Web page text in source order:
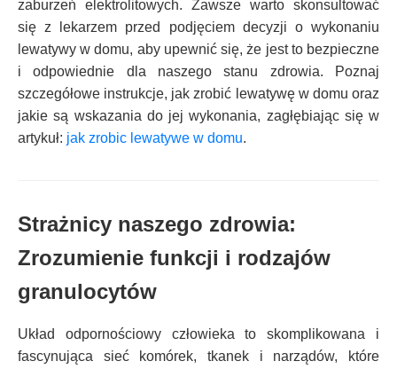
zaburzeń elektrolitowych. Zawsze warto skonsultować
się z lekarzem przed podjęciem decyzji o wykonaniu
lewatywy w domu, aby upewnić się, że jest to bezpieczne
i odpowiednie dla naszego stanu zdrowia. Poznaj
szczegółowe instrukcje, jak zrobić lewatywę w domu oraz
jakie są wskazania do jej wykonania, zagłębiając się w
artykuł: jak zrobic lewatywe w domu.
Strażnicy naszego zdrowia:
Zrozumienie funkcji i rodzajów
granulocytów
Układ odpornościowy człowieka to skomplikowana i
fascynująca sieć komórek, tkanek i narządów, które